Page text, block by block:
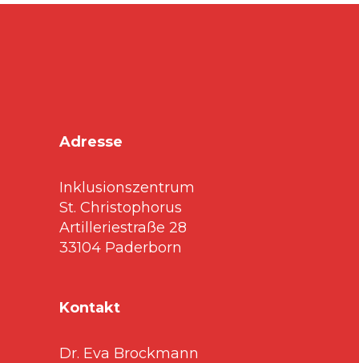
Adresse
Inklusionszentrum
St. Christophorus
Artilleriestraße 28
33104 Paderborn
Kontakt
Dr. Eva Brockmann